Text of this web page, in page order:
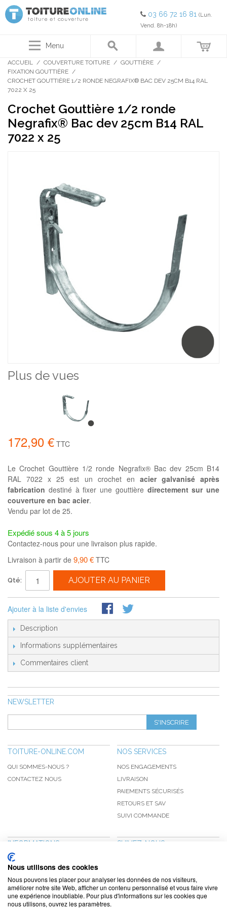
03 66 72 16 81 (Lun.
Vend. 8h-18h)
Menu
ACCUEIL / COUVERTURE TOITURE / GOUTTIÈRE /
FIXATION GOUTTIÈRE /
CROCHET GOUTTIÈRE 1/2 RONDE NEGRAFIX® BAC DEV 25CM B14 RAL
7022 X 25
Crochet Gouttière 1/2 ronde
Negrafix® Bac dev 25cm B14 RAL
7022 x 25
Plus de vues
172,90 € TTC
Le Crochet Gouttière 1/2 ronde Negrafix® Bac dev 25cm B14
RAL 7022 x 25 est un crochet en acier galvanisé après
fabrication destiné à fixer une gouttière directement sur une
couverture en bac acier.
Vendu par lot de 25.
Expédié sous 4 à 5 jours
Contactez-nous pour une livraison plus rapide.
Livraison à partir de 9,90 € TTC
Qté: AJOUTER AU PANIER
Ajouter à la liste d'envies
Description
Informations supplémentaires
Commentaires client
NEWSLETTER
S'INSCRIRE
TOITURE-ONLINE.COM
QUI SOMMES-NOUS ?
CONTACTEZ NOUS
NOS SERVICES
NOS ENGAGEMENTS
LIVRAISON
PAIEMENTS SÉCURISÉS
RETOURS ET SAV
SUIVI COMMANDE
INFORMATIONS
NOUVEAUTÉS
PROMOTIONS
CGV
CONFIDENTIALITÉ
MENTIONS LÉGALES
SUIVEZ-NOUS
NOTRE BLOG
Nous utilisons des cookies
Nous pouvons les placer pour analyser les données de nos visiteurs,
améliorer notre site Web, afficher un contenu personnalisé et vous faire vivre
une expérience inoubliable. Pour plus d'informations sur les cookies que
nous utilisons, ouvrez les paramètres.